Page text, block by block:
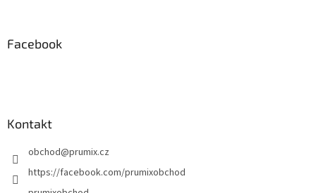
Facebook
Kontakt
obchod@prumix.cz
https://facebook.com/prumixobchod